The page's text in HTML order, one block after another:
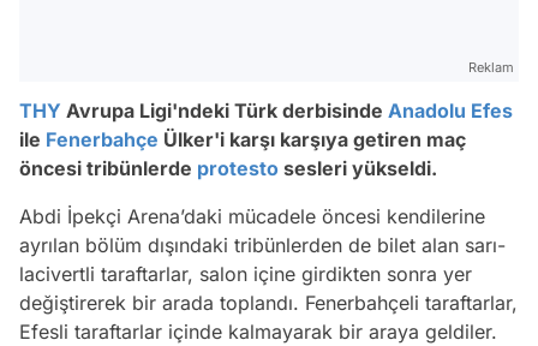
Reklam
THY Avrupa Ligi'ndeki Türk derbisinde Anadolu Efes
ile Fenerbahçe Ülker'i karşı karşıya getiren maç
öncesi tribünlerde protesto sesleri yükseldi.
Abdi İpekçi Arena’daki mücadele öncesi kendilerine
ayrılan bölüm dışındaki tribünlerden de bilet alan sarı-
lacivertli taraftarlar, salon içine girdikten sonra yer
değiştirerek bir arada toplandı. Fenerbahçeli taraftarlar,
Efesli taraftarlar içinde kalmayarak bir araya geldiler.